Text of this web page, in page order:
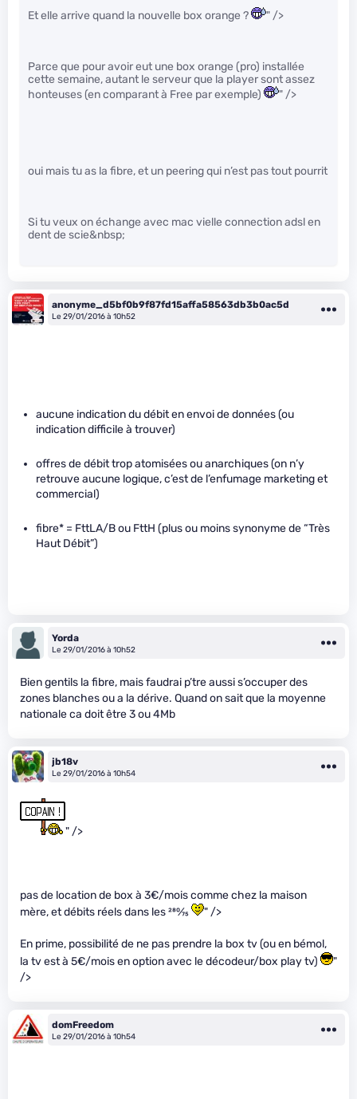
Et elle arrive quand la nouvelle box orange ? " />
Parce que pour avoir eut une box orange (pro) installée
cette semaine, autant le serveur que la player sont assez
honteuses (en comparant à Free par exemple)
" />
oui mais tu as la fibre, et un peering qui n’est pas tout pourrit
Si tu veux on échange avec mac vielle connection adsl en
dent de scie&nbsp;
anonyme_d5bf0b9f87fd15affa58563db3b0ac5d
Le 29/01/2016 à 10h52
aucune indication du débit en envoi de données (ou
indication difficile à trouver)
offres de débit trop atomisées ou anarchiques (on n’y
retrouve aucune logique, c’est de l’enfumage marketing et
commercial)
fibre* = FttLA/B ou FttH (plus ou moins synonyme de “Très
Haut Débit”)
Yorda
Le 29/01/2016 à 10h52
Bien gentils la fibre, mais faudrai p’tre aussi s’occuper des
zones blanches ou a la dérive. Quand on sait que la moyenne
nationale ca doit être 3 ou 4Mb
jb18v
Le 29/01/2016 à 10h54
" />
pas de location de box à 3€/mois comme chez la maison
mère, et débits réels dans les280⁄75 " />
En prime, possibilité de ne pas prendre la box tv (ou en bémol,
la tv est à 5€/mois en option avec le décodeur/box play tv)
"
/>
domFreedom
Le 29/01/2016 à 10h54